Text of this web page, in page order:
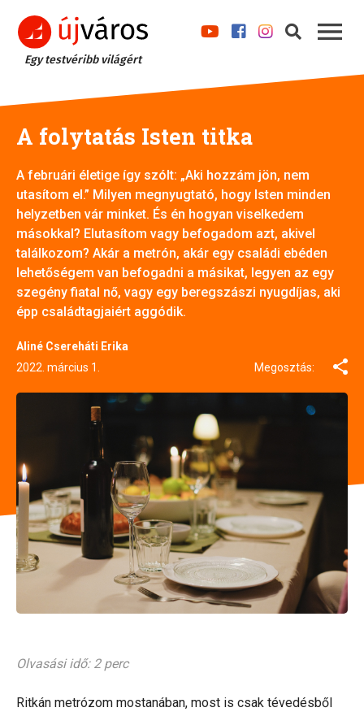
Egy testvéribb világért
A folytatás Isten titka
A februári életige így szólt: „Aki hozzám jön, nem
utasítom el.” Milyen megnyugtató, hogy Isten minden
helyzetben vár minket. És én hogyan viselkedem
másokkal? Elutasítom vagy befogadom azt, akivel
találkozom? Akár a metrón, akár egy családi ebéden
lehetőségem van befogadni a másikat, legyen az egy
szegény fiatal nő, vagy egy beregszászi nyugdíjas, aki
épp családtagjaiért aggódik.
Aliné Csereháti Erika
2022. március 1.
Megosztás:
Olvasási idő: 2 perc
Ritkán metrózom mostanában, most is csak tévedésből